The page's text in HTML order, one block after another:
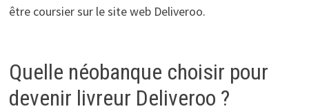
être coursier sur le site web Deliveroo.
Quelle néobanque choisir pour
devenir livreur Deliveroo ?